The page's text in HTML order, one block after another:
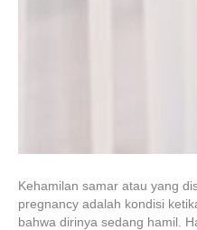
Kehamilan samar atau yang
pregnancy adalah kondisi
bahwa dirinya sedang hamil.